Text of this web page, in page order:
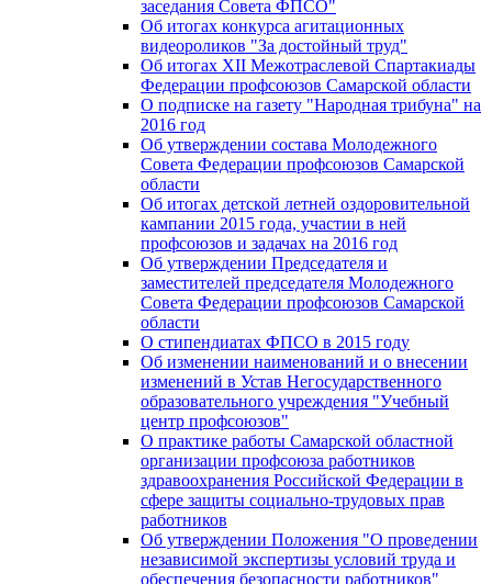
заседания Совета ФПСО"
Об итогах конкурса агитационных
видеороликов "За достойный труд"
Об итогах XII Межотраслевой Спартакиады
Федерации профсоюзов Самарской области
О подписке на газету "Народная трибуна" на
2016 год
Об утверждении состава Молодежного
Совета Федерации профсоюзов Самарской
области
Об итогах детской летней оздоровительной
кампании 2015 года, участии в ней
профсоюзов и задачах на 2016 год
Об утверждении Председателя и
заместителей председателя Молодежного
Совета Федерации профсоюзов Самарской
области
О стипендиатах ФПСО в 2015 году
Об изменении наименований и о внесении
изменений в Устав Негосударственного
образовательного учреждения "Учебный
центр профсоюзов"
О практике работы Самарской областной
организации профсоюза работников
здравоохранения Российской Федерации в
сфере защиты социально-трудовых прав
работников
Об утверждении Положения "О проведении
независимой экспертизы условий труда и
обеспечения безопасности работников"